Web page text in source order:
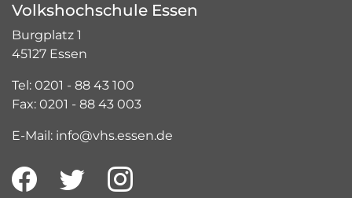
Volkshochschule Essen
Burgplatz 1
45127 Essen
Tel: 0201 - 88 43 100
Fax: 0201 - 88 43 003
E-Mail: info@vhs.essen.de